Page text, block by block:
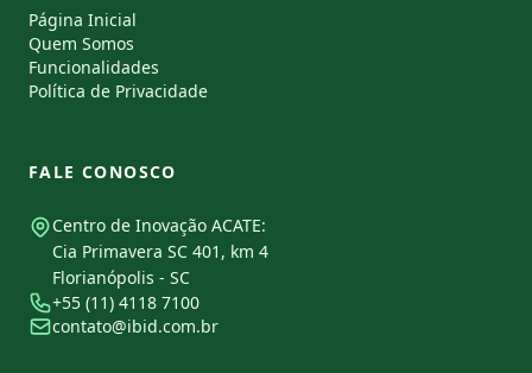
Página Inicial
Quem Somos
Funcionalidades
Política de Privacidade
FALE CONOSCO
Centro de Inovação ACATE:
Cia Primavera SC 401, km 4
Florianópolis - SC
+55 (11) 4118 7100
contato@ibid.com.br